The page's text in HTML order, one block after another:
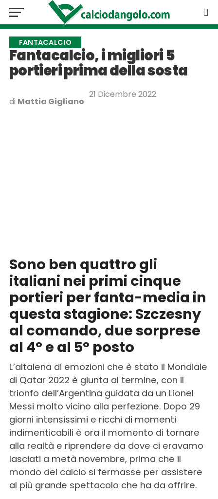
FANTACALCIO
Fantacalcio, i migliori 5
portieri prima della sosta
di Mattia Gigliano
21 Dicembre 2022
Sono ben quattro gli
italiani nei primi cinque
portieri per fanta-media in
questa stagione: Szczesny
al comando, due sorprese
al 4° e al 5° posto
L’altalena di emozioni che è stato il Mondiale
di Qatar 2022 è giunta al termine, con il
trionfo dell’Argentina guidata da un Lionel
Messi molto vicino alla perfezione. Dopo 29
giorni intensissimi e ricchi di momenti
indimenticabili è ora il momento di tornare
alla realtà e riprendere da dove ci eravamo
lasciati a metà novembre, prima che il
mondo del calcio si fermasse per assistere
al più grande spettacolo che ha da offrire.